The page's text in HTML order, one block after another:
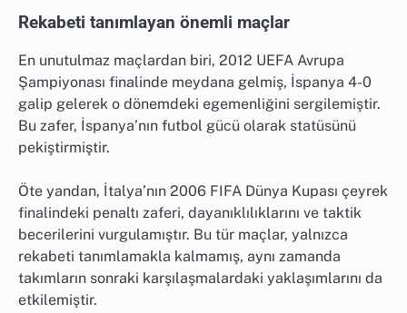
Rekabeti tanımlayan önemli maçlar
En unutulmaz maçlardan biri, 2012 UEFA Avrupa
Şampiyonası finalinde meydana gelmiş, İspanya 4-0
galip gelerek o dönemdeki egemenliğini sergilemiştir.
Bu zafer, İspanya’nın futbol gücü olarak statüsünü
pekiştirmiştir.
Öte yandan, İtalya’nın 2006 FIFA Dünya Kupası çeyrek
finalindeki penaltı zaferi, dayanıklılıklarını ve taktik
becerilerini vurgulamıştır. Bu tür maçlar, yalnızca
rekabeti tanımlamakla kalmamış, aynı zamanda
takımların sonraki karşılaşmalardaki yaklaşımlarını da
etkilemiştir.